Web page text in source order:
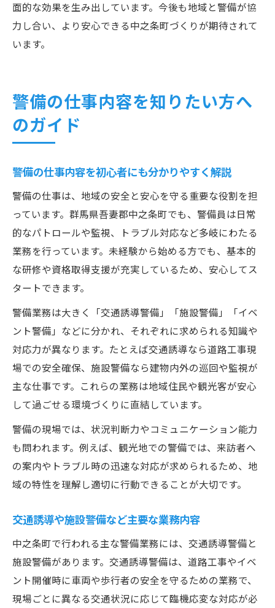
面的な効果を生み出しています。今後も地域と警備が協
力し合い、より安心できる中之条町づくりが期待されて
います。
警備の仕事内容を知りたい方へ
のガイド
警備の仕事内容を初心者にも分かりやすく解説
警備の仕事は、地域の安全と安心を守る重要な役割を担
っています。群馬県吾妻郡中之条町でも、警備員は日常
的なパトロールや監視、トラブル対応など多岐にわたる
業務を行っています。未経験から始める方でも、基本的
な研修や資格取得支援が充実しているため、安心してス
タートできます。
警備業務は大きく「交通誘導警備」「施設警備」「イベ
ント警備」などに分かれ、それぞれに求められる知識や
対応力が異なります。たとえば交通誘導なら道路工事現
場での安全確保、施設警備なら建物内外の巡回や監視が
主な仕事です。これらの業務は地域住民や観光客が安心
して過ごせる環境づくりに直結しています。
警備の現場では、状況判断力やコミュニケーション能力
も問われます。例えば、観光地での警備では、来訪者へ
の案内やトラブル時の迅速な対応が求められるため、地
域の特性を理解し適切に行動できることが大切です。
交通誘導や施設警備など主要な業務内容
中之条町で行われる主な警備業務には、交通誘導警備と
施設警備があります。交通誘導警備は、道路工事やイベ
ント開催時に車両や歩行者の安全を守るための業務で、
現場ごとに異なる交通状況に応じて臨機応変な対応が必